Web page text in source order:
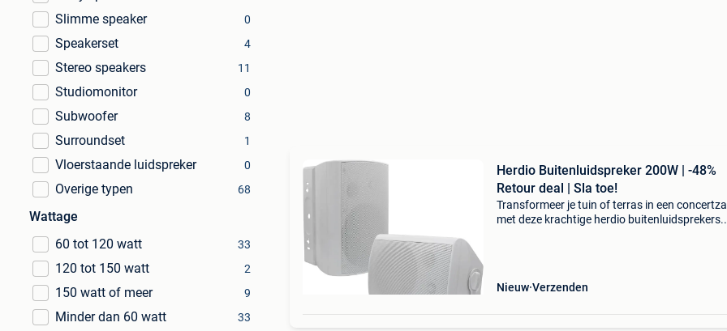
Slimme speaker 0
Speakerset 4
Stereo speakers 11
Studiomonitor 0
Subwoofer 8
Surroundset 1
Vloerstaande luidspreker 0
Overige typen 68
Wattage
60 tot 120 watt
33
120 tot 150 watt 2
150 watt of meer 9
Minder dan 60 watt 33
Herdio Buitenluidspreker 200W | -48%
Retour deal | Sla toe!
Transformeer je tuin of terras in een
met deze krachtige herdio buitenluidsprekers.
Nieuw Verzenden